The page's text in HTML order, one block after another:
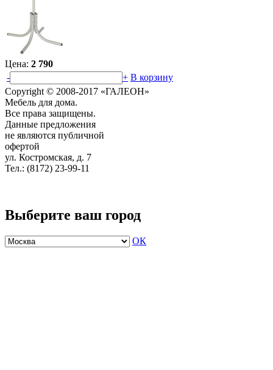
Цена: 2 790
-
+ В корзину
Copyright © 2008-2017 «ГАЛЕОН»
Мебель для дома.
Все права защищены.
Данные предложения
не являются публичной
офертой
ул. Костромская, д. 7
Тел.: (8172) 23-99-11
Выберите ваш город
ОК